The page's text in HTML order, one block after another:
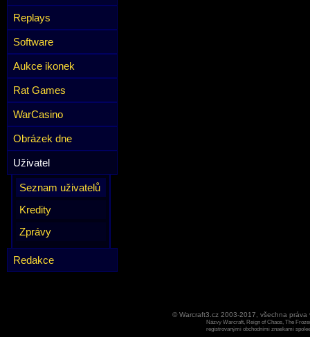
Replays
Software
Aukce ikonek
Rat Games
WarCasino
Obrázek dne
Uživatel
Seznam uživatelů
Kredity
Zprávy
Redakce
© Warcraft3.cz 2003-2017, všechna
Názvy Warcraft, Reign of Chaos, The
registrovanými obchodními znaekami